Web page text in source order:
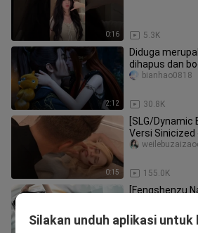
0:16 5.3K
2:12
Diduga
dihapus dan
30.8K
bianhao0818
0:15
[SLG/Dynamic
Versi Sinicized
[PC+Android]
155.0K
[Fengshenzu
rikichi
Silakan unduh aplikasi